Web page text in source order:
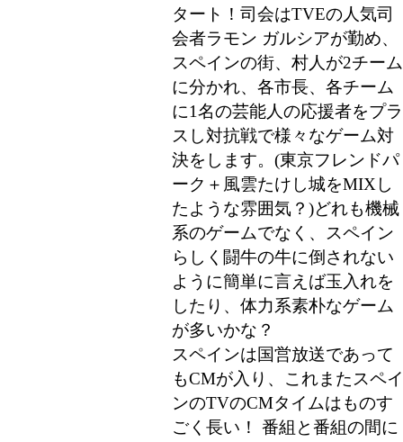
タート！司会はTVEの人気司
会者ラモン ガルシアが勤め、
スペインの街、村人が2チーム
に分かれ、各市長、各チーム
に1名の芸能人の応援者をプラ
スし対抗戦で様々なゲーム対
決をします。(東京フレンドパ
ーク＋風雲たけし城をMIXし
たような雰囲気？)どれも機械
系のゲームでなく、スペイン
らしく闘牛の牛に倒されない
ように簡単に言えば玉入れを
したり、体力系素朴なゲーム
が多いかな？
スペインは国営放送であって
もCMが入り、これまたスペイ
ンのTVのCMタイムはものす
ごく長い！ 番組と番組の間に